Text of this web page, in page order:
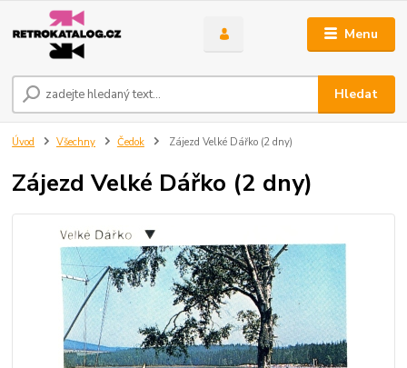
Menu
Hledat
Úvod Všechny Čedok Zájezd Velké Dářko (2 dny)
Zájezd Velké Dářko (2 dny)